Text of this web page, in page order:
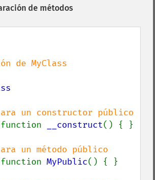
de métodos
un constructor público
__construct() { }
un método público
MyPublic() { }